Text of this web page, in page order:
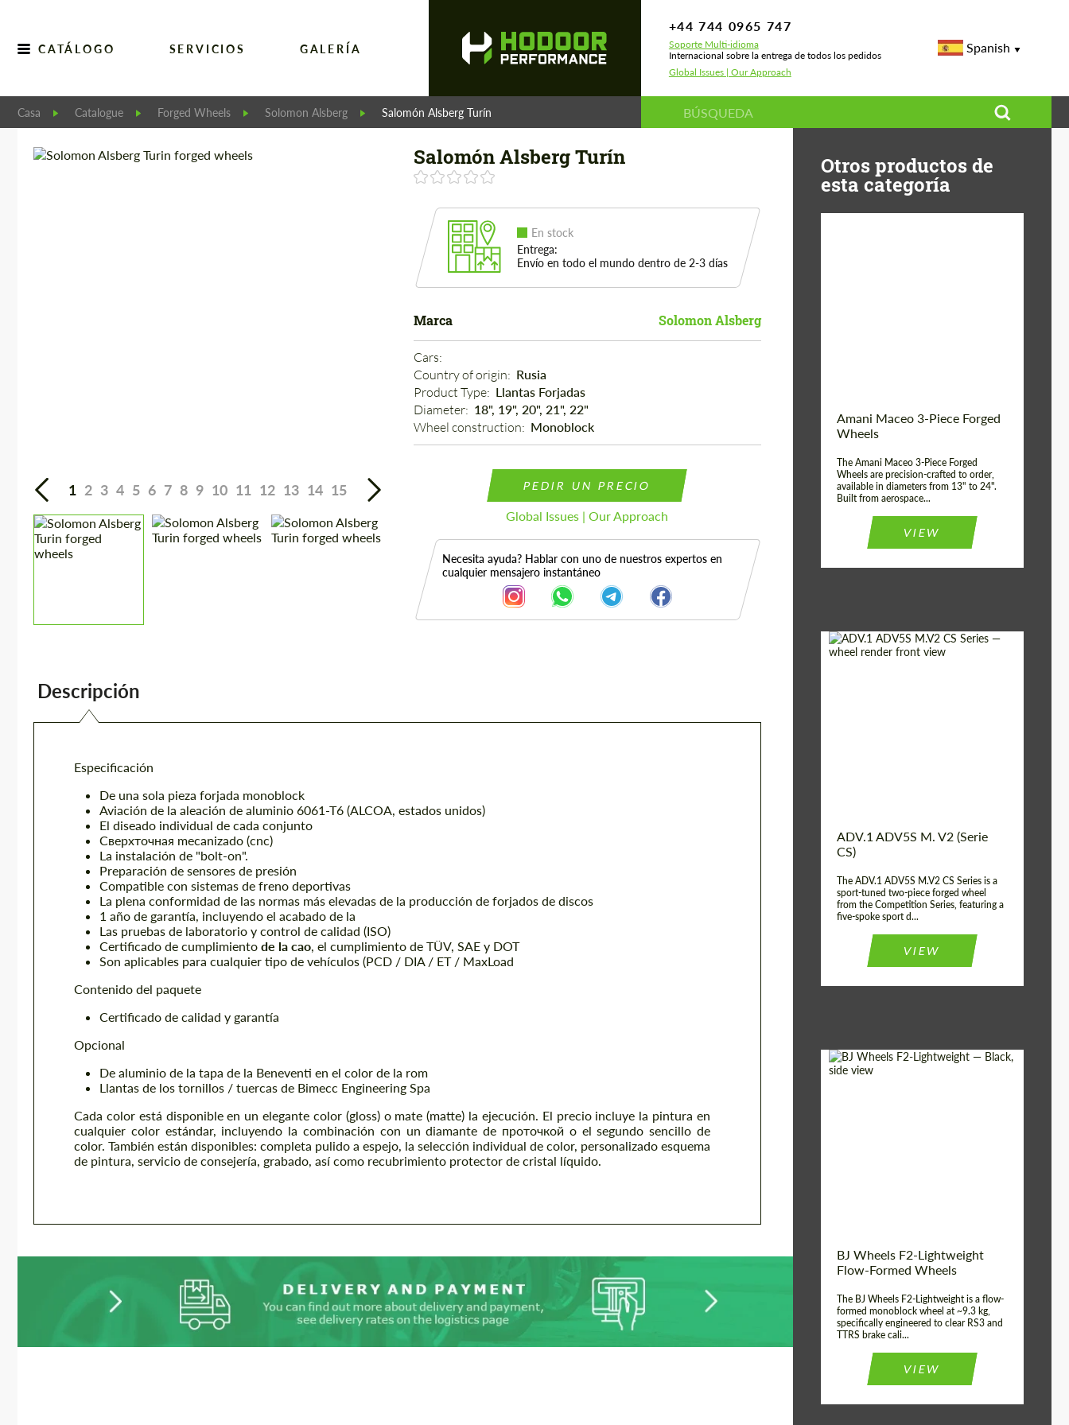
CATÁLOGO SERVICIOS GALERÍA
+44 744 0965 747
Soporte Multi-idioma
Internacional sobre la entrega de todos los pedidos
Global Issues | Our Approach
Spanish
Casa Catalogue Forged Wheels Solomon Alsberg Salomón Alsberg Turín
1 2 3 4 5 6 7 8 9 10 11 12 13 14 15
Salomón Alsberg Turín
En stock
Entrega:
Envío en todo el mundo dentro de 2-3 días
Marca Solomon Alsberg
Cars:
Country of origin: Rusia
Product Type: Llantas Forjadas
Diameter: 18", 19", 20", 21", 22"
Wheel construction: Monoblock
PEDIR UN PRECIO
Global Issues | Our Approach
Necesita ayuda? Hablar con uno de nuestros expertos en
cualquier mensajero instantáneo
Descripción
Especificación
De una sola pieza forjada monoblock
Aviación de la aleación de aluminio 6061-T6 (ALCOA, estados unidos)
El diseado individual de cada conjunto
Сверхточная mecanizado (cnc)
La instalación de "bolt-on".
Preparación de sensores de presión
Compatible con sistemas de freno deportivas
La plena conformidad de las normas más elevadas de la producción de forjados de discos
1 año de garantía, incluyendo el acabado de la
Las pruebas de laboratorio y control de calidad (ISO)
Certificado de cumplimiento de la cao, el cumplimiento de TÜV, SAE y DOT
Son aplicables para cualquier tipo de vehículos (PCD / DIA / ET / MaxLoad
Contenido del paquete
Certificado de calidad y garantía
Opcional
De aluminio de la tapa de la Beneventi en el color de la rom
Llantas de los tornillos / tuercas de Bimecc Engineering Spa
Cada color está disponible en un elegante color (gloss) o mate (matte) la ejecución. El precio incluye la pintura en
cualquier color estándar, incluyendo la combinación con un diamante de проточкой o el segundo sencillo de
color. También están disponibles: completa pulido a espejo, la selección individual de color, personalizado esquema
de pintura, servicio de consejería, grabado, así como recubrimiento protector de cristal líquido.
Otros productos de
esta categoría
origin:
UNIDOS
Amani Maceo 3-Piece Forged
Wheels
The Amani Maceo 3-Piece Forged
Wheels are precision-crafted to order,
available in diameters from 13" to 24".
Built from aerospace...
VIEW
ADV.1 ADV5S M. V2 (Serie
CS)
The ADV.1 ADV5S M.V2 CS Series is a
sport-tuned two-piece forged wheel
from the Competition Series, featuring a
five-spoke sport d...
VIEW
BJ Wheels F2-Lightweight
Flow-Formed Wheels
The BJ Wheels F2-Lightweight is a flow-
formed monoblock wheel at ~9.3 kg,
specifically engineered to clear RS3 and
TTRS brake cali...
VIEW
Solicitud de un texto
Please use this form to fill in some basic
information for your price request. We will
contact you within 1 business day with our
most competitive offer.
Solicitud de un texto
Please use this form to fill in some basic
information for your price request. We will
contact you within 1 business day with our
most competitive offer.